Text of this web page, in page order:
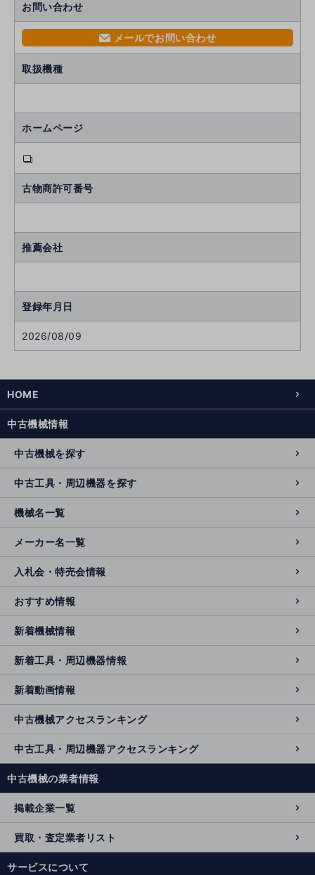
お問い合わせ
mail メールでお問い合わせ
取扱機種
ホームページ
古物商許可番号
推薦会社
登録年月日
2026/08/09
HOME
中古機械情報
中古機械を探す
中古工具・周辺機器を探す
機械名一覧
メーカー名一覧
入札会・特売会情報
おすすめ情報
新着機械情報
新着工具・周辺機器情報
新着動画情報
中古機械アクセスランキング
中古工具・周辺機器アクセスランキング
中古機械の業者情報
掲載企業一覧
買取・査定業者リスト
サービスについて